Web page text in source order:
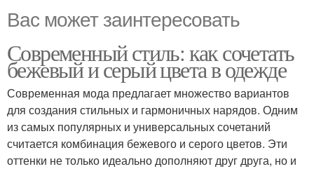
Вас может заинтересовать
Современный стиль: как сочетать
бежевый и серый цвета в одежде
Современная мода предлагает множество вариантов
для создания стильных и гармоничных нарядов. Одним
из самых популярных и универсальных сочетаний
считается комбинация бежевого и серого цветов. Эти
оттенки не только идеально дополняют друг друга, но и